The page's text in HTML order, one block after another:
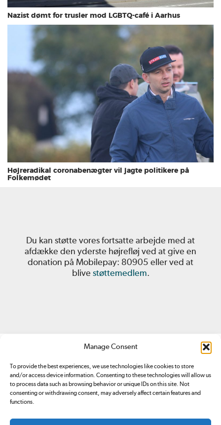
Manage Consent
To provide the best experiences, we use technologies like cookies to store
and/or access device information. Consenting to these technologies will allow us
to process data such as browsing behavior or unique IDs on this site. Not
consenting or withdrawing consent, may adversely affect certain features and
functions.
Nazist dømt for trusler mod LGBTQ-café i Aarhus
Højreradikal coronabenægter vil jagte politikere på
Folkemødet
Du kan støtte vores fortsatte arbejde med at
afdække den yderste højrefløj ved at give en
donation på Mobilepay: 80905 eller ved at
blive støttemedlem.
Redox.dk er tilmeldt
kontakte Pressenævnet.